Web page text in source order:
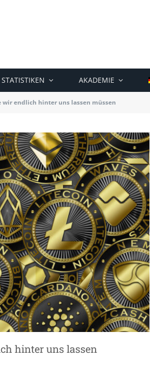
STATISTIKEN AKADEMIE
endlich hinter uns lassen müssen
hinter uns lassen